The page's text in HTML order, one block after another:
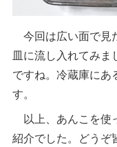
今回は広い面で見
皿に流し入れてみま
ですね。冷蔵庫にあ
す。
以上、あんこを使
紹介でした。どうぞ